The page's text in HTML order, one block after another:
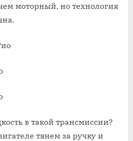
моторный, но технология
в такой трансмиссии?
тянем за ручку и